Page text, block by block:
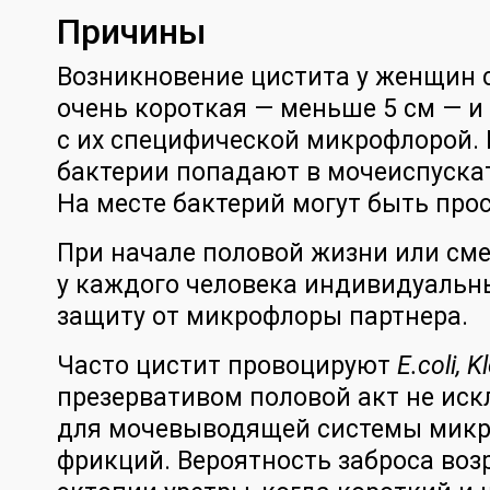
Причины
Возникновение цистита у женщин
очень короткая — меньше 5 см — и
с их специфической
бактерии попадают в
На месте бактерий могут быть
При начале половой жизни или
у каждого человека
защиту от микрофлоры партнера.
Часто цистит провоцируют E.coli,
презервативом половой акт не
для мочевыводящей системы
фрикций. Вероятность заброса